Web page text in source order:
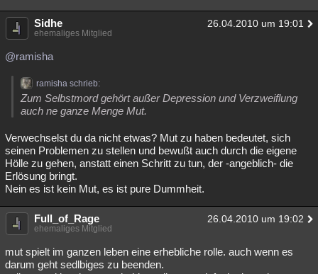
Sidhe 26.04.2010 um 19:01
ehemaliges Mitglied
@ramisha
ramisha schrieb:
Zum Selbstmord gehört außer Depression und Verzweiflung
auch ne ganze Menge Mut.
Verwechselst du da nicht etwas? Mut zu haben bedeutet, sich
seinen Problemen zu stellen und bewußt auch durch die eigene
Hölle zu gehen, anstatt einen Schritt zu tun, der -angeblich- die
Erlösung bringt.
Nein es ist kein Mut, es ist pure Dummheit.
Full_of_Rage 26.04.2010 um 19:02
ehemaliges Mitglied
mut spielt im ganzen leben eine erhebliche rolle. auch wenn es
darum geht sedlbiges zu beenden.